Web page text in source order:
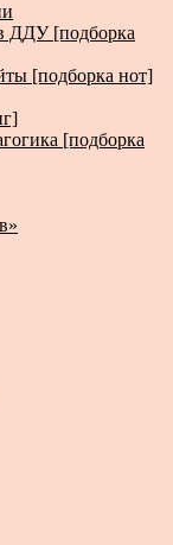
ДДУ [подборка
[подборка нот]
[подборка